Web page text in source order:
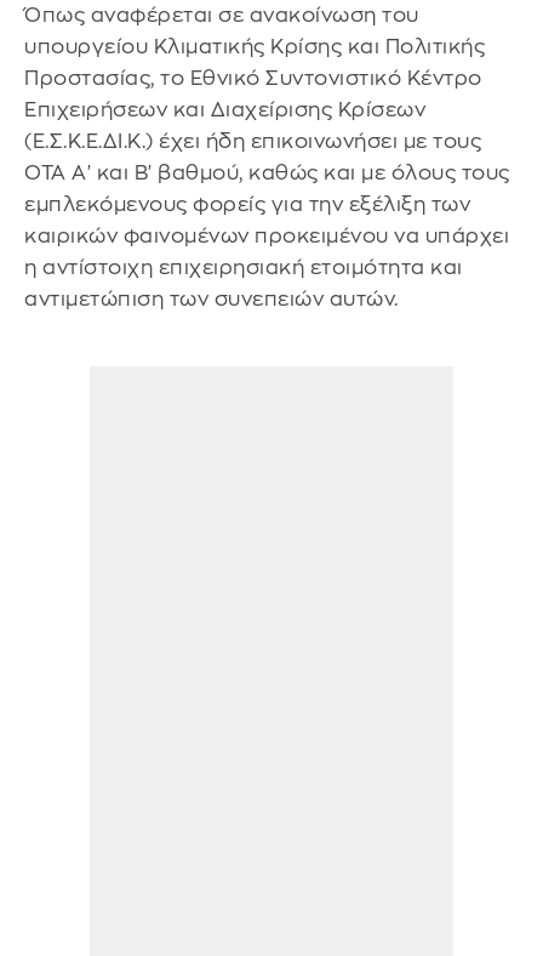
Όπως αναφέρεται σε ανακοίνωση του
υπουργείου Κλιματικής Κρίσης και Πολιτικής
Προστασίας, το Εθνικό Συντονιστικό Κέντρο
Επιχειρήσεων και Διαχείρισης Κρίσεων
(Ε.Σ.Κ.Ε.ΔΙ.Κ.) έχει ήδη επικοινωνήσει με τους
ΟΤΑ Α' και Β' βαθμού, καθώς και με όλους τους
εμπλεκόμενους φορείς για την εξέλιξη των
καιρικών φαινομένων προκειμένου να υπάρχει
η αντίστοιχη επιχειρησιακή ετοιμότητα και
αντιμετώπιση των συνεπειών αυτών.